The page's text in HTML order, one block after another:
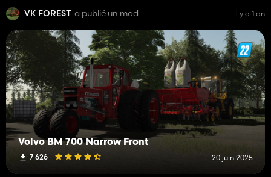
VK FOREST a publié un mod il y a 1 an
Volvo BM 700 Narrow Front
7 626 20 juin 2025